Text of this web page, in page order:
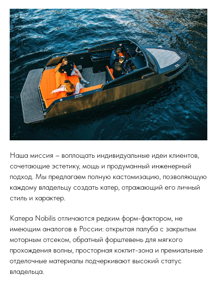
Наша миссия – воплощать индивидуальные идеи клиентов,
сочетающие эстетику, мощь и продуманный инженерный
подход. Мы предлагаем полную кастомизацию, позволяющую
каждому владельцу создать катер, отражающий его личный
стиль и характер.
Катера Nobilis отличаются редким форм-фактором, не
имеющим аналогов в России: открытая палуба с закрытым
моторным отсеком, обратный форштевень для мягкого
прохождения волны, просторная кокпит-зона и премиальные
отделочные материалы подчеркивают высокий статус
владельца.